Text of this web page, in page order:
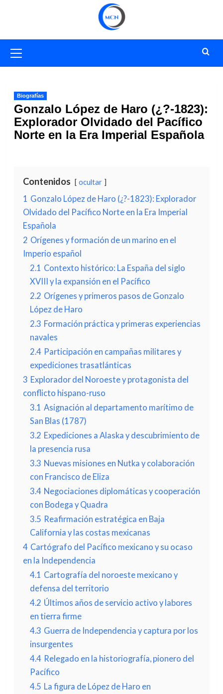
primario
Biografías
Gonzalo López de Haro (¿?-1823):
Explorador Olvidado del Pacífico
Norte en la Era Imperial Española
Contenidos ocultar
1 Gonzalo López de Haro (¿?-1823): Explorador
Olvidado del Pacífico Norte en la Era Imperial
Española
2 Orígenes y formación de un marino en el
Imperio español
2.1 Contexto histórico: La España del siglo
XVIII y la expansión en el Pacífico
2.2 Orígenes y primeros pasos de Gonzalo
López de Haro
2.3 Formación práctica y primeras experiencias
navales
2.4 Participación en campañas militares y
expediciones trasatlánticas
3 Explorador del Noroeste y protagonista del
conflicto hispano-ruso
3.1 Asignación al departamento marítimo de
San Blas (1787)
3.2 Expediciones a Alaska y descubrimiento de
la presencia rusa
3.3 Nuevas misiones en Nutka y colaboración
con Francisco de Eliza
3.4 Negociaciones diplomáticas y cooperación
con Bodega y Quadra
3.5 Reafirmación estratégica en Baja
California y las costas mexicanas
4 Cartógrafo del Pacífico mexicano y su ocaso
en la Independencia
4.1 Cartografía del noroeste mexicano y
defensa del territorio
4.2 Últimos años de servicio activo y labores
en tierra firme
4.3 Guerra de Independencia y captura por los
insurgentes
4.4 Relegado en la historiografía, pionero del
Pacífico
4.5 La figura de López de Haro en